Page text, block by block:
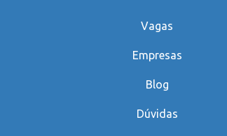
Vagas
Empresas
Blog
Dúvidas